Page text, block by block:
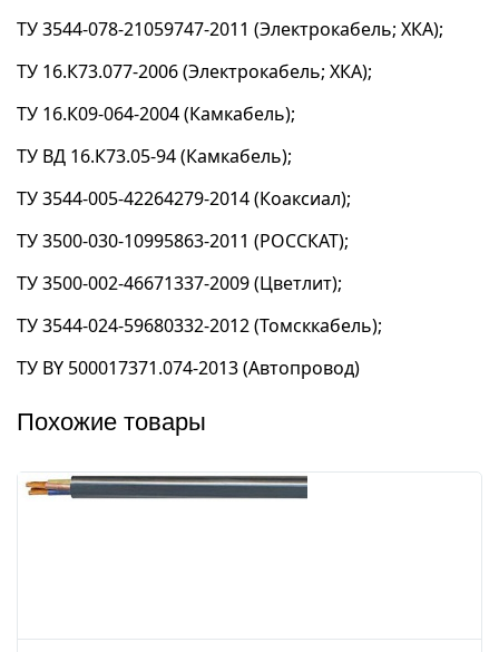
ТУ 3544-078-21059747-2011 (Электрокабель; ХКА);
ТУ 16.К73.077-2006 (Электрокабель; ХКА);
ТУ 16.К09-064-2004 (Камкабель);
ТУ ВД 16.К73.05-94 (Камкабель);
ТУ 3544-005-42264279-2014 (Коаксиал);
ТУ 3500-030-10995863-2011 (РОССКАТ);
ТУ 3500-002-46671337-2009 (Цветлит);
ТУ 3544-024-59680332-2012 (Томсккабель);
ТУ BY 500017371.074-2013 (Автопровод)
Похожие товары